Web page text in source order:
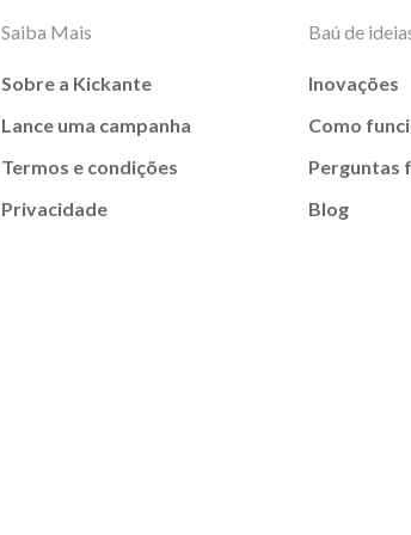
Saiba Mais
Sobre a Kickante
Lance uma campanha
Termos e condições
Privacidade
Baú de
Inovações
Como
Perguntas
Blog